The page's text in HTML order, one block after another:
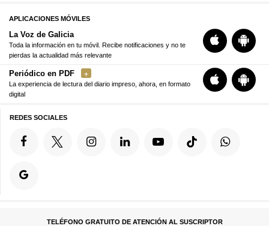
APLICACIONES MÓVILES
La Voz de Galicia
Toda la información en tu móvil. Recibe notificaciones y no te
pierdas la actualidad más relevante
Periódico en PDF
La experiencia de lectura del diario impreso, ahora, en formato
digital
REDES SOCIALES
TELÉFONO GRATUITO DE ATENCIÓN AL SUSCRIPTOR